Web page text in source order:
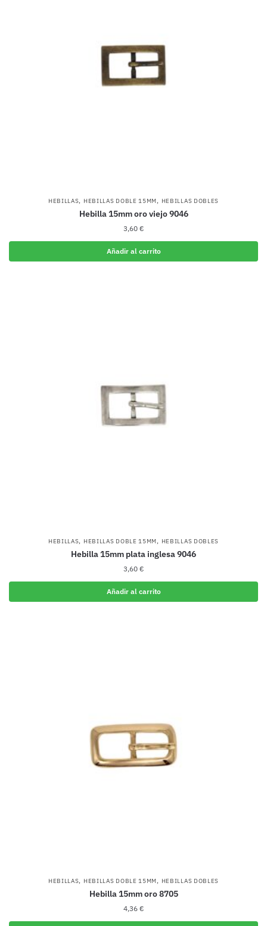
HEBILLAS, HEBILLAS DOBLE 15MM, HEBILLAS DOBLES
Hebilla 15mm oro viejo 9046
3,60 €
Añadir al carrito
HEBILLAS, HEBILLAS DOBLE 15MM, HEBILLAS DOBLES
Hebilla 15mm plata inglesa 9046
3,60 €
Añadir al carrito
HEBILLAS, HEBILLAS DOBLE 15MM, HEBILLAS DOBLES
Hebilla 15mm oro 8705
4,36 €